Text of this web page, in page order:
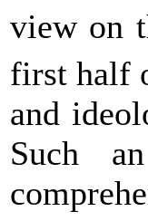
view on
first half
and
Such